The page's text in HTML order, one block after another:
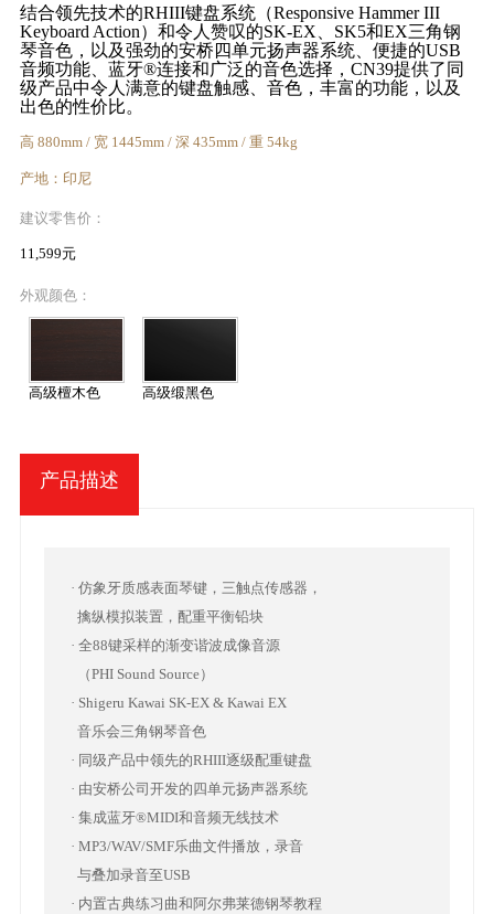
结合领先技术的RHIII键盘系统（Responsive Hammer III
Keyboard Action）和令人赞叹的SK-EX、SK5和EX三角钢
琴音色，以及强劲的安桥四单元扬声器系统、便捷的USB
音频功能、蓝牙®连接和广泛的音色选择，CN39提供了同
级产品中令人满意的键盘触感、音色，丰富的功能，以及
出色的性价比。
高 880mm / 宽 1445mm / 深 435mm / 重 54kg
产地：印尼
建议零售价：
11,599元
外观颜色：
高级檀木色 高级缎黑色
产品描述
· 仿象牙质感表面琴键，三触点传感器，
擒纵模拟装置，配重平衡铅块
· 全88键采样的渐变谐波成像音源
（PHI Sound Source）
· Shigeru Kawai SK-EX & Kawai EX
音乐会三角钢琴音色
· 同级产品中领先的RHIII逐级配重键盘
· 由安桥公司开发的四单元扬声器系统
· 集成蓝牙®MIDI和音频无线技术
· MP3/WAV/SMF乐曲文件播放，录音
与叠加录音至USB
· 内置古典练习曲和阿尔弗莱德钢琴教程